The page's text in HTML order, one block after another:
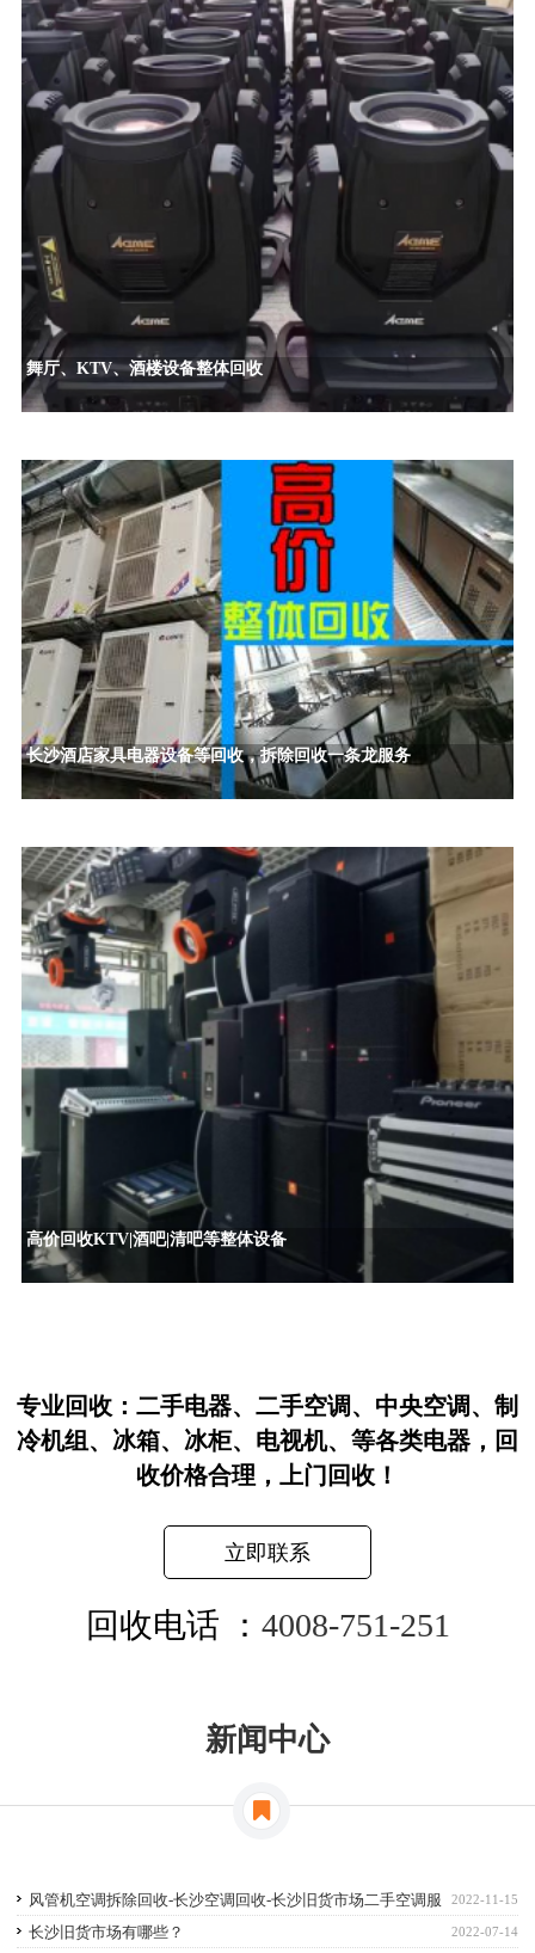
舞厅、KTV、酒楼设备整体回收
长沙酒店家具电器设备等回收，拆除回收一条龙服务
高价回收KTV|酒吧|清吧等整体设备
专业回收：二手电器、二手空调、中央空调、制
冷机组、冰箱、冰柜、电视机、等各类电器，回
收价格合理，上门回收！
立即联系
回收电话 ： 4008-751-251
新闻中心
2022-11-15
风管机空调拆除回收-长沙空调回收-长沙旧货市场二手空调服
务
2022-07-14
长沙旧货市场有哪些？